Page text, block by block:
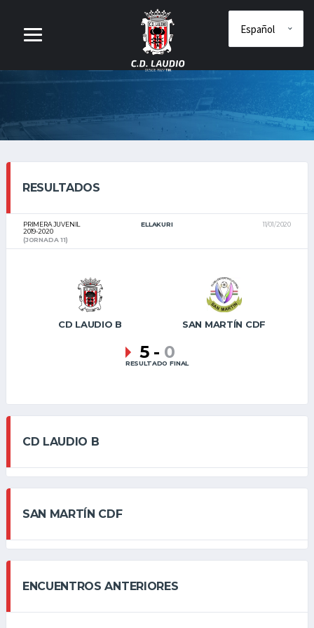
RESULTADOS
PRIMERA JUVENIL
2019-2020
ELLAKURI
11/01/2020
(JORNADA 11)
CD LAUDIO B SAN MARTÍN CDF
5 - 0
RESULTADO FINAL
CD LAUDIO B
SAN MARTÍN CDF
ENCUENTROS ANTERIORES